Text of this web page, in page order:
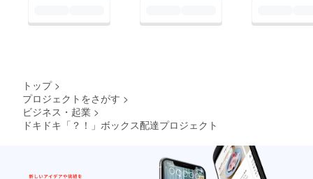
トップ >
プロジェクトをさがす >
ビジネス・起業 >
ドキドキ「？！」ボックス配達プロジェクト